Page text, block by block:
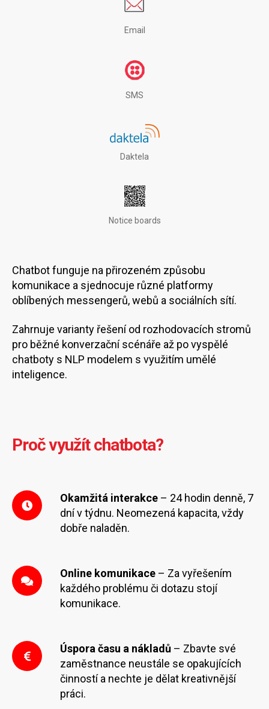
Email
SMS
Daktela
Notice boards
Chatbot funguje na přirozeném způsobu
komunikace a sjednocuje různé platformy
oblíbených messengerů, webů a sociálních sítí.
Zahrnuje varianty řešení od rozhodovacích stromů
pro běžné konverzační scénáře až po vyspělé
chatboty s NLP modelem s využitím umělé
inteligence.
Proč využít chatbota?
Okamžitá interakce – 24 hodin denně, 7
dní v týdnu. Neomezená kapacita, vždy
dobře naladěn.
Online komunikace – Za vyřešením
každého problému či dotazu stojí
komunikace.
Úspora času a nákladů – Zbavte své
zaměstnance neustále se opakujících
činností a nechte je dělat kreativnější
práci.